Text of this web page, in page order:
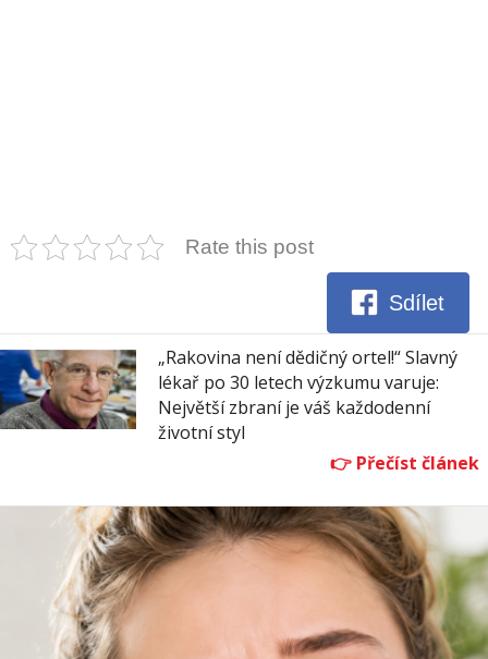
Rate this post
Sdílet
„Rakovina není dědičný ortel!“ Slavný
lékař po 30 letech výzkumu varuje:
Největší zbraní je váš každodenní
životní styl